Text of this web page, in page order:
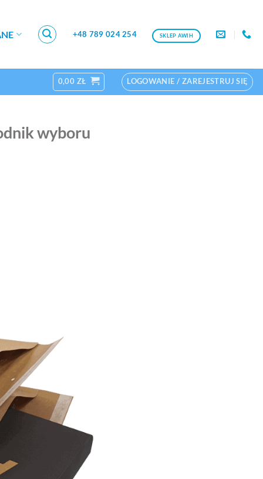
+48 789 024 254 SKLEP AWIH
0,00 ZŁ LOGOWANIE / ZAREJESTRUJ SIĘ
wyboru